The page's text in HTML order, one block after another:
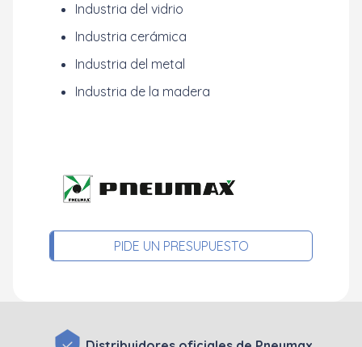
Industria del vidrio
Industria cerámica
Industria del metal
Industria de la madera
PIDE UN PRESUPUESTO